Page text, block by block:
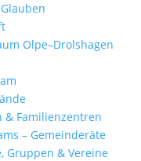
Olpe–Drolshagen
& Familienzentren
– Gemeinderäte
Gruppen & Vereine